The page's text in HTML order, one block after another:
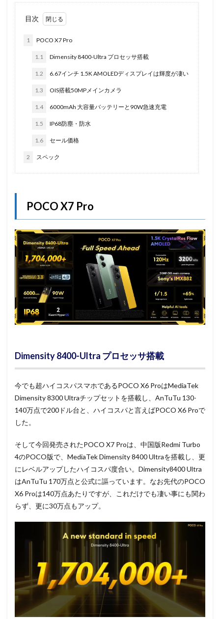
目次
1 POCO X7 Pro
1.1 Dimensity 8400-Ultra プロセッサ搭載
1.2 6.67インチ 1.5K AMOLEDディスプレイは輝度が凄い
1.3 OIS搭載50MPメインカメラ
1.4 6000mAh 大容量バッテリーと90W急速充電
1.5 IP68防塵・防水
1.6 セール価格
2 スペック
POCO X7 Pro
Dimensity 8400-Ultra プロセッサ搭載
今でも超ハイコスパスマホであるPOCO X6 ProはMediaTek
Dimensity 8300 Ultraチップセットを搭載し、AnTuTu 130-
140万点で200ドル台と、ハイコスパと言えばPOCO X6 Proで
した。
そして今回発売されたPOCO X7 Proは、中国版Redmi Turbo
4のPOCO版で、MediaTek Dimensity 8400 Ultraを搭載し、更
にレベルアップしたハイコスパ度合い。Dimensity8400 Ultra
はAnTuTu 170万点と公式に謳っています。なお先代のPOCO
X6 Proは140万点あたりですが、これだけでも凄い事にも関わ
らず、更に30万点もアップ。